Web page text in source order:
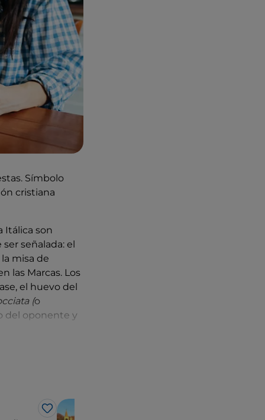
Símbolo
cristiana
Itálica son
señalada: el
misa de
las Marcas. Los
el huevo del
(o
del oponente y
Me gusta